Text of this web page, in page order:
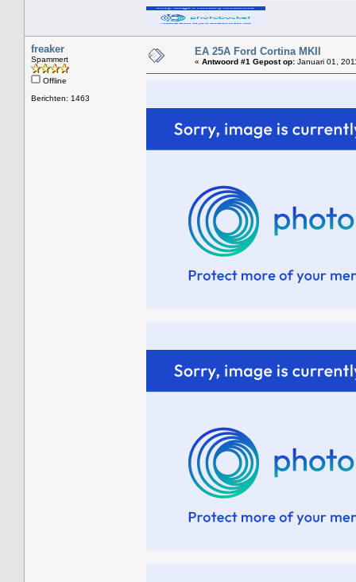
freaker
Spammert
Offline
Berichten: 1463
EA 25A Ford Cortina MKII
« Antwoord #1 Gepost op: Januari 01,